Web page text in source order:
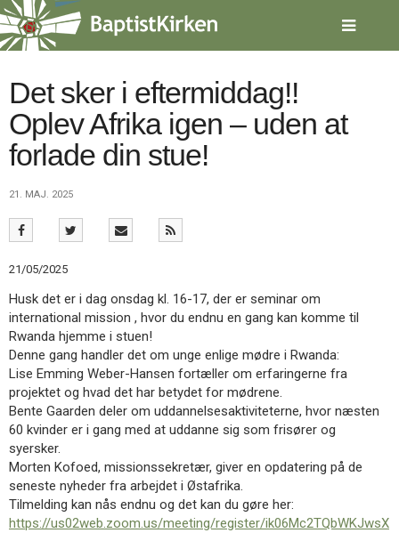
Spring
menu
over
gå
indholdVend
tilbage
1.0:
Forside
Kalender
5.0:
Værktøjskassen
7.0:
Om
BaptistKirken
8.0:
Kontakt
9.0:
Forside
10.0:
Nyheder
11.0:
Kalender
12.0:
Inspiration
13.0:
Værktøjskassen
14.0:
Mission
15.0:
Om
BaptistKirken
16.0:
Kontakt
Det sker i eftermiddag!!
Oplev Afrika igen – uden at
forlade din stue!
21. MAJ. 2025
21/05/2025
Husk det er i dag onsdag kl. 16-17, der er seminar om
international mission , hvor du endnu en gang kan komme til
Rwanda hjemme i stuen!
Denne gang handler det om unge enlige mødre i Rwanda:
Lise Emming Weber-Hansen fortæller om erfaringerne fra
projektet og hvad det har betydet for mødrene.
Bente Gaarden deler om uddannelsesaktiviteterne, hvor næsten
60 kvinder er i gang med at uddanne sig som frisører og
syersker.
Morten Kofoed, missionssekretær, giver en opdatering på de
seneste nyheder fra arbejdet i Østafrika.
Tilmelding kan nås endnu og det kan du gøre her:
https://us02web.zoom.us/meeting/register/ik06Mc2TQbWKJwsX